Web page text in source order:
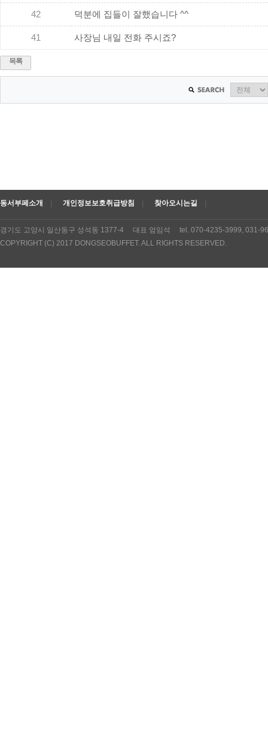
42 덕분에 집들이 잘했습니다 ^^
41 사장님 내일 전화 주시죠?
목록
동서부페소개 개인정보보호취급방침 찾아오시는길
경기도 고양시 일산동구 성석동 1377-4 대표 엄임석 tel. 070-4235-3999,
COPYRIGHT (C) 2017 DONGSEOBUFFET. ALL RIGHTS RESERVED.